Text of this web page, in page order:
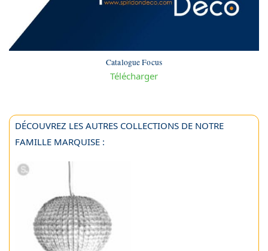
Catalogue Focus
Télécharger
DÉCOUVREZ LES AUTRES COLLECTIONS DE NOTRE
FAMILLE MARQUISE :